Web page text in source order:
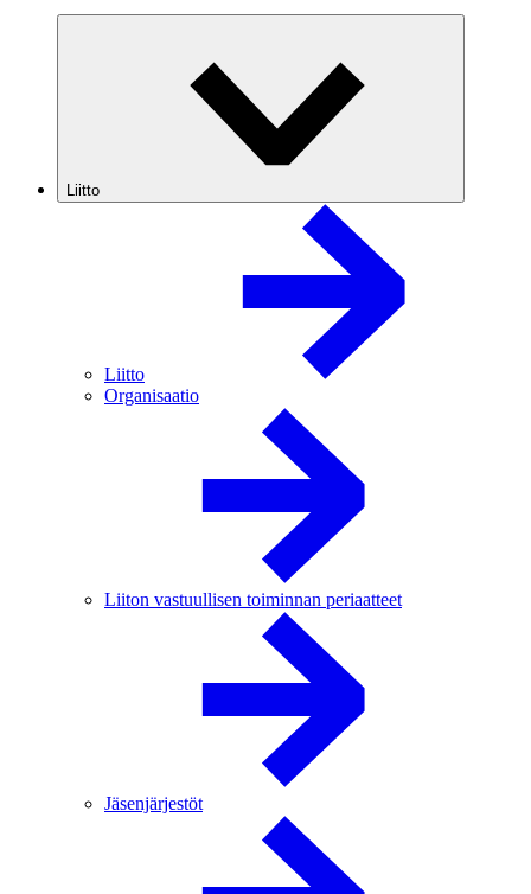
Liitto
Liitto
Organisaatio
Liiton vastuullisen toiminnan periaatteet
Jäsenjärjestöt